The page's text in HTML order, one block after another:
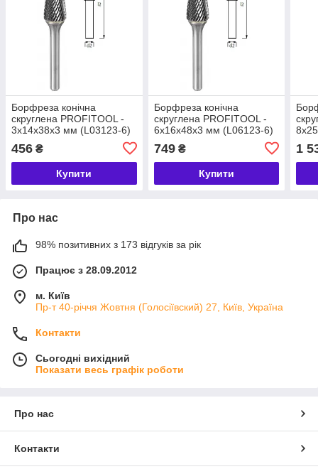
Борфреза конічна
скруглена PROFITOOL -
3х14х38x3 мм (L03123-6)
456 ₴
Купити
Борфреза конічна
скруглена PROFITOOL -
6х16х48x3 мм (L06123-6)
749₴
Купити
1
Про нас
98% позитивних з 173 відгуків за рік
Працює з 28.09.2012
м. Київ
Пр-т 40-річчя Жовтня (Голосіївский) 27, Київ, Україна
Контакти
Сьогодні вихідний
Показати весь графік роботи
Про нас
Контакти